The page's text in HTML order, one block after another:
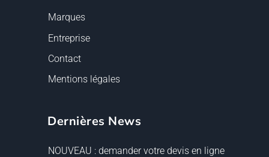
Marques
Entreprise
Contact
Mentions légales
Dernières News
NOUVEAU : demander votre devis en ligne